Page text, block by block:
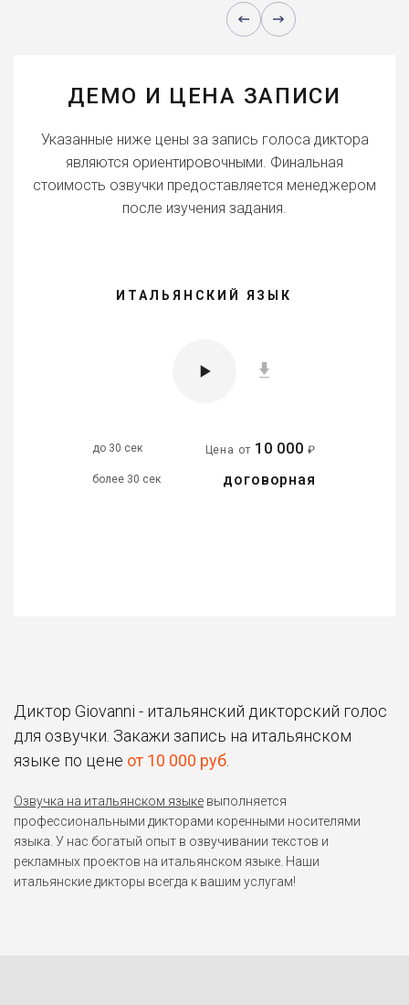
ДЕМО И ЦЕНА ЗАПИСИ
Указанные ниже цены за запись голоса диктора
являются ориентировочными. Финальная
стоимость озвучки предоставляется менеджером
после изучения задания.
ИТАЛЬЯНСКИЙ ЯЗЫК
до 30 сек Цена от 10 000 ₽
более 30 сек договорная
Диктор Giovanni - итальянский дикторский голос
для озвучки. Закажи запись на итальянском
языке по цене от 10 000 руб
Озвучка на итальянском языке выполняется
профессиональными дикторами коренными носителями
языка. У нас богатый опыт в озвучивании текстов и
рекламных проектов на итальянском языке. Наши
итальянские дикторы всегда к вашим услугам!